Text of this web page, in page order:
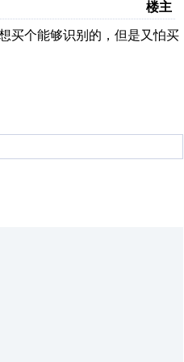
楼主
买个能够识别的，但是又怕买